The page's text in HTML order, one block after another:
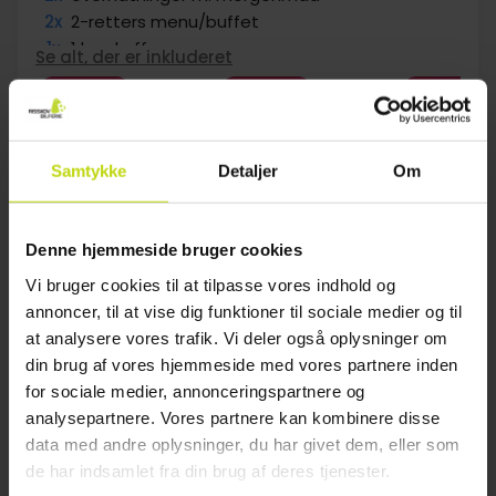
Samtykke Detaljer Om
Denne hjemmeside bruger cookies
Vi bruger cookies til at tilpasse vores indhold og
annoncer, til at vise dig funktioner til sociale medier og til
at analysere vores trafik. Vi deler også oplysninger om
din brug af vores hjemmeside med vores partnere inden
for sociale medier, annonceringspartnere og
analysepartnere. Vores partnere kan kombinere disse
data med andre oplysninger, du har givet dem, eller som
de har indsamlet fra din brug af deres tjenester.
2x 2-retters menu/buffet
1x 1 kop kaffe
1x 100 kr. værdibevis til bowling
∞
Se alt, der er inkluderet
Aug 959,- Okt
Se mere
Bo i hjertet af historiske Ribe